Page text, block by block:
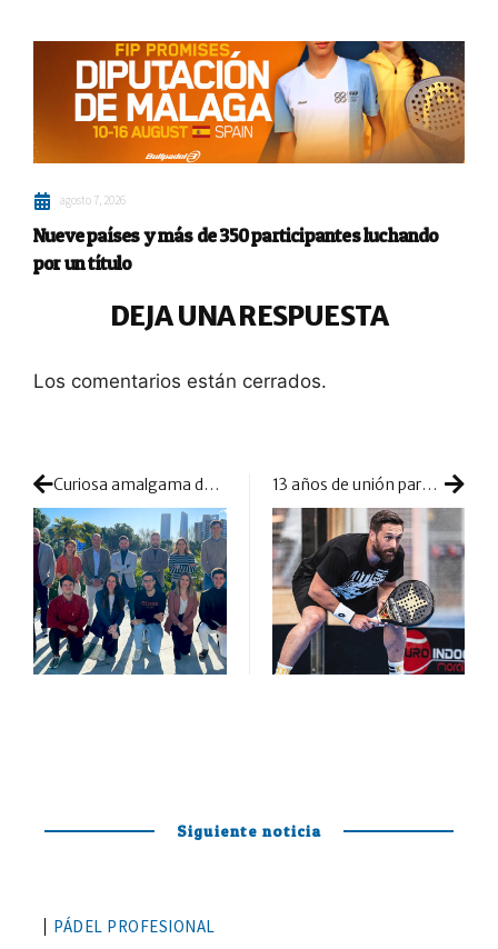
agosto 7, 2026
Nueve países y más de 350 participantes luchando
por un título
DEJA UNA RESPUESTA
Los comentarios están cerrados.
Curiosa amalgama de nombres y de experiencia en pádel para el equipo de retransmisión WPT 2022 13 años de unión para decir adiós: Matías Díaz y StarVie deciden separarse
Siguiente noticia
PÁDEL PROFESIONAL